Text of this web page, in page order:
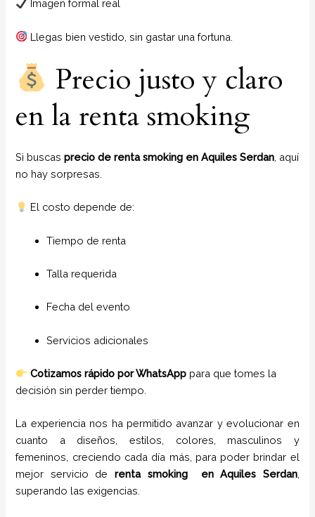
Imagen formal real
Llegas bien vestido, sin gastar una fortuna.
Precio justo y claro
en la renta smoking
Si buscasprecio de renta smoking en Aquiles Serdan , aquí
no hay sorpresas.
El costo depende de:
Tiempo de renta
Talla requerida
Fecha del evento
Servicios adicionales
Cotizamos rápido por WhatsApp para que tomes la
decisión sin perder tiempo.
La experiencia nos ha permitido avanzar y evolucionar en
cuanto a diseños, estilos, colores, masculinos y
femeninos, creciendo cada día más, para poder brindar el
mejor servicio de renta smoking en Aquiles Serdan,
superando las exigencias.